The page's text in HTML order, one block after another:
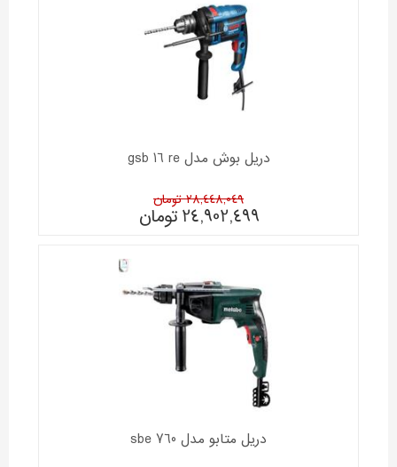
دریل بوش مدل gsb 16 re
28,448,049 تومان
24,902,499 تومان
دریل متابو مدل sbe 760